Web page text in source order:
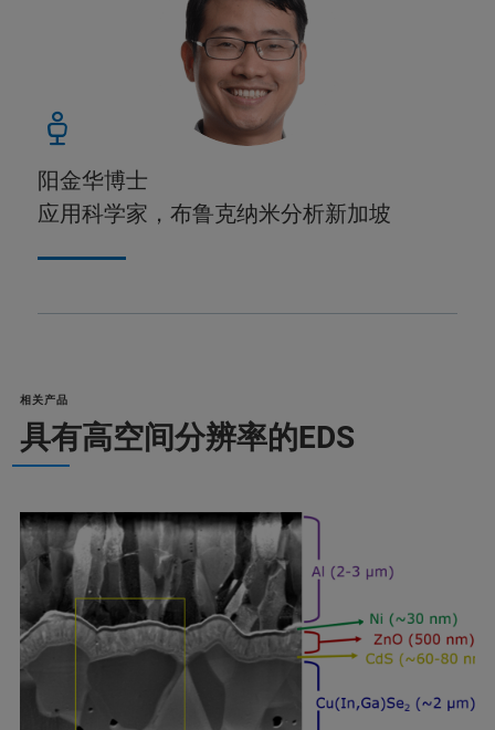
阳金华博士
应用科学家，布鲁克纳米分析新加坡
相关产品
具有高空间分辨率的EDS